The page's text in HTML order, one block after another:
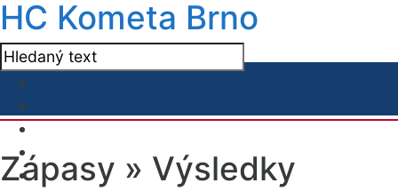
HC Kometa Brno
Zápasy » Výsledky